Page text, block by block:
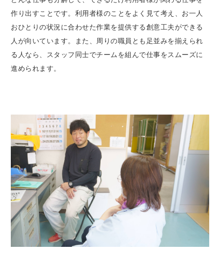
作り出すことです。利用者様のことをよく見て考え、お一人
おひとりの状況に合わせた作業を提供する創意工夫ができる
人が向いています。また、周りの職員とも足並みを揃えられ
る人なら、スタッフ同士でチームを組んで仕事をスムーズに
進められます。